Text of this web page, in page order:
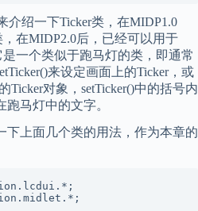
介绍一下Ticker类，在MIDP1.0
在MIDP2.0后，已经可以用于
一个类似于跑马灯的类，即通常
来设定画面上的Ticker，或
Ticker对象，setTicker()中的括号内
马灯中的文字。
下上面几个类的用法，作为本章的